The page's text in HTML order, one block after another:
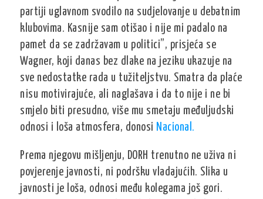
partiji uglavnom svodilo na sudjelovanje u debatnim
klubovima. Kasnije sam otišao i nije mi padalo na
pamet da se zadržavam u politici”, prisjeća se
Wagner, koji danas bez dlake na jeziku ukazuje na
sve nedostatke rada u tužiteljstvu. Smatra da plaće
nisu motivirajuće, ali naglašava i da to nije i ne bi
smjelo biti presudno, više mu smetaju međuljudski
odnosi i loša atmosfera, donosi Nacional.
Prema njegovu mišljenju, DORH trenutno ne uživa ni
povjerenje javnosti, ni podršku vladajućih. Slika u
javnosti je loša, odnosi među kolegama još gori.